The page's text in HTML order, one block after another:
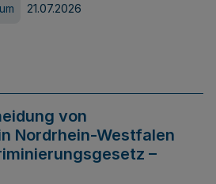
21.07.2026
von
Nordrhein-Westfalen
–